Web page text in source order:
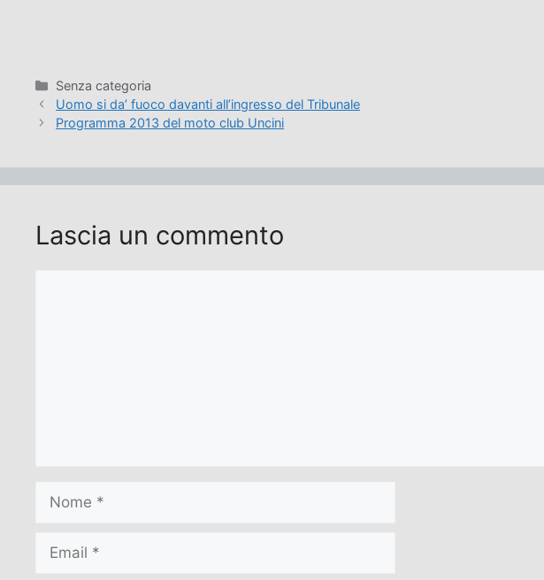
Categorie
Senza categoria
Uomo si da’ fuoco davanti all’ingresso del Tribunale
Programma 2013 del moto club Uncini
Lascia un commento
Nome
Email